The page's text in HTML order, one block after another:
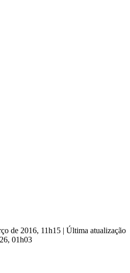
de 2016, 11h15 | Última atualização
01h03